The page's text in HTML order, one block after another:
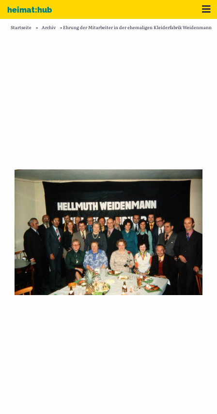
Zum Inhalt
heimat:hub
Startseite » Archiv »Ehrung der Mitarbeiter in der ehemaligen Kleiderfabrik Weidenmann